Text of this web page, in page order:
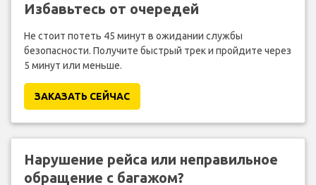
Избавьтесь от очередей
Не стоит потеть 45 минут в ожидании службы
безопасности. Получите быстрый трек и пройдите через
5 минут или меньше.
ЗАКАЗАТЬ СЕЙЧАС
Нарушение рейса или неправильное
обращение с багажом?